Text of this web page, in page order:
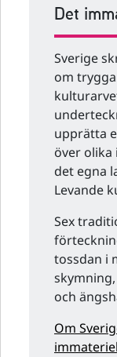
Det
Sverige
om
upprätta
över
det egna
Levande
Sex
tossdan i
och
Om